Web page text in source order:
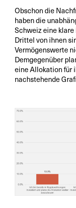
Obschon die
haben die
Schweiz eine
Drittel von ihnen
Vermögenswerte
Demgegenüber
eine Allokation für
nachstehende